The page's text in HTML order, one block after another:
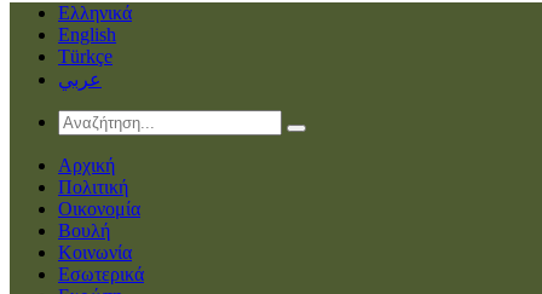
Ελληνικά
English
Türkçe
عربي
Αρχική
Πολιτική
Οικονομία
Βουλή
Κοινωνία
Εσωτερικά